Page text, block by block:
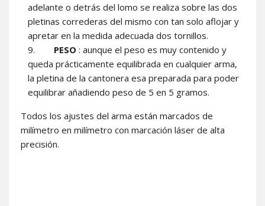
adelante o detrás del lomo se realiza sobre las dos
pletinas correderas del mismo con tan solo aflojar y
apretar en la medida adecuada dos tornillos.
PESO : aunque el peso es muy contenido y
queda prácticamente equilibrada en cualquier arma,
la pletina de la cantonera esa preparada para poder
equilibrar añadiendo peso de 5 en 5 gramos.
Todos los ajustes del arma están marcados de
milímetro en milímetro con marcación láser de alta
precisión.